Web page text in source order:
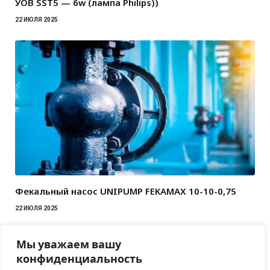
Мы уважаем вашу
конфиденциальность
УОВ SST5 — 6w (лампа Philips))
22 ИЮЛЯ 2025
Фекальный насос UNIPUMP FEKAMAX 10-10-0,75
22 ИЮЛЯ 2025